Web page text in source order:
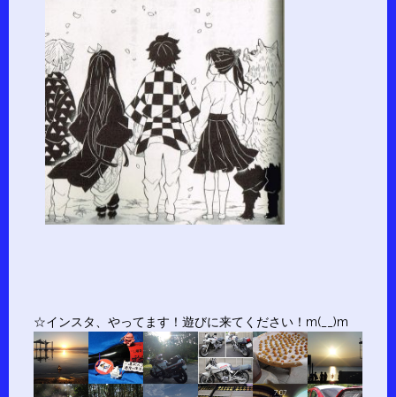
☆インスタ、やってます！遊びに来てください！m(__)m